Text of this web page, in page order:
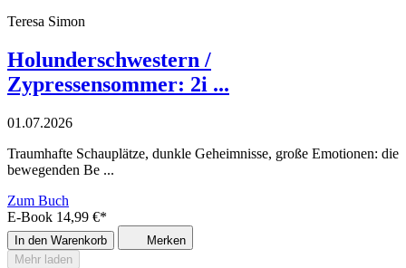
Teresa Simon
Holunderschwestern /
Zypressensommer: 2i ...
01.07.2026
Traumhafte Schauplätze, dunkle Geheimnisse, große Emotionen: die
bewegenden Be ...
Zum Buch
E-Book 14,99 €*
In den Warenkorb
Merken
Mehr laden